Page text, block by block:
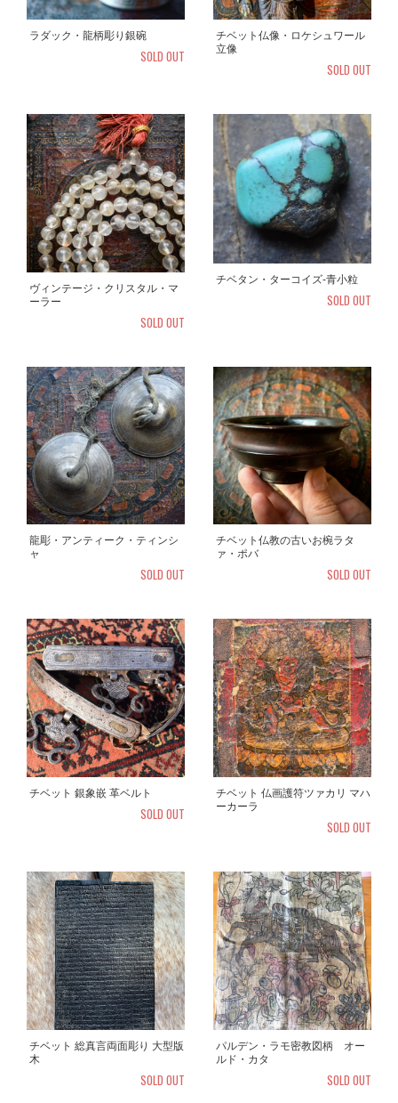
ラダック・龍柄彫り銀碗
SOLD OUT
チベット仏像・ロケシュワール
立像
SOLD OUT
ヴィンテージ・クリスタル・マ
ーラー
SOLD OUT
チベタン・ターコイズ-青小粒
SOLD OUT
龍彫・アンティーク・ティンシ
ャ
SOLD OUT
チベット仏教の古いお椀ラタ
ァ・ポバ
SOLD OUT
チベット 銀象嵌 革ベルト
SOLD OUT
チベット 仏画護符ツァカリ マハ
ーカーラ
SOLD OUT
チベット 総真言両面彫り 大型版
木
SOLD OUT
パルデン・ラモ密教図柄 オー
ルド・カタ
SOLD OUT